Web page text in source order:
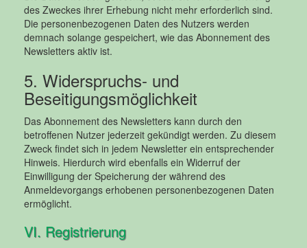
des Zweckes ihrer Erhebung nicht mehr erforderlich sind.
Die personenbezogenen Daten des Nutzers werden
demnach solange gespeichert, wie das Abonnement des
Newsletters aktiv ist.
5. Widerspruchs- und
Beseitigungsmöglichkeit
Das Abonnement des Newsletters kann durch den
betroffenen Nutzer jederzeit gekündigt werden. Zu diesem
Zweck findet sich in jedem Newsletter ein entsprechender
Hinweis. Hierdurch wird ebenfalls ein Widerruf der
Einwilligung der Speicherung der während des
Anmeldevorgangs erhobenen personenbezogenen Daten
ermöglicht.
VI. Registrierung